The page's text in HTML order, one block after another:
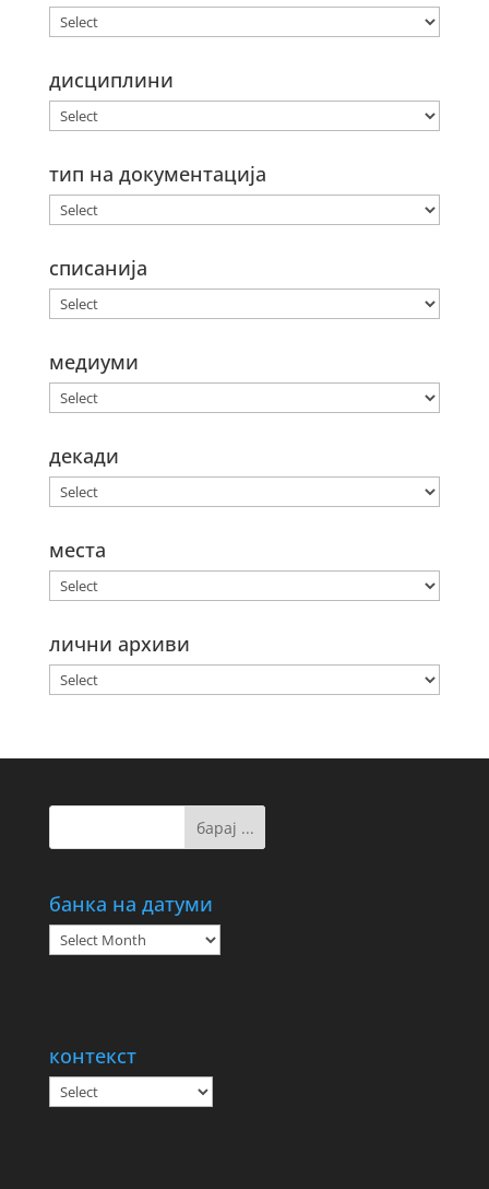
дисциплини
тип на документација
списанија
медиуми
декади
места
лични архиви
банка на датуми
банка
на
контекст